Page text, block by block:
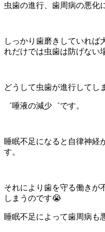
虫歯の進行、歯周病の悪化
しっかり歯磨きしていれば
れだけでは虫歯は防げない
どうして虫歯が進行してし
゛唾液の減少゛です。
睡眠不足になると自律神経
す。
それにより歯を守る働きが
しまうのです😭
睡眠不足によって歯周病も